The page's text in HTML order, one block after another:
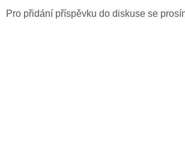
Pro přidání příspěvku do diskuse se